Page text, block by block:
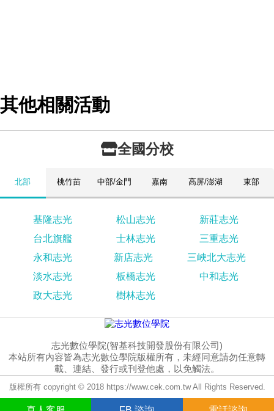
其他相關活動
全國分校
北部 桃竹苗 中部/金門 嘉南 高屏/澎湖 東部
基隆志光 松山志光
新莊志光
台北旗艦
士林志光
三重志光
永和志光
新店志光
三峽北大志光
淡水志光
板橋志光
中和志光
政大志光
樹林志光
志光數位學院(智基科技開發股份有限公司)
本站所有內容皆為志光數位學院版權所有，未經同意請勿任意轉
載、連結、發行或刊登他處，以免觸法。
版權所有 copyright © 2018 https://www.cek.com.tw All Rights Reserved.